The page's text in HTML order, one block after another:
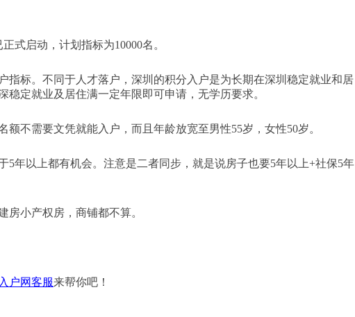
启动，计划指标为10000名。
标。不同于人才落户，深圳的积分入户是为长期在深圳稳定就业和居
定就业及居住满一定年限即可申请，无学历要求。
不需要文凭就能入户，而且年龄放宽至男性55岁，女性50岁。
以上都有机会。注意是二者同步，就是说房子也要5年以上+社保5年
小产权房，商铺都不算。
户网客服来帮你吧！